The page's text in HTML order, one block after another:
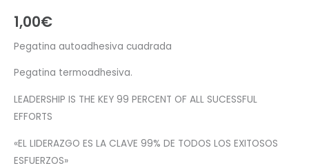
1,00€
Pegatina autoadhesiva cuadrada
Pegatina termoadhesiva.
LEADERSHIP IS THE KEY 99 PERCENT OF ALL SUCESSFUL
EFFORTS
«EL LIDERAZGO ES LA CLAVE 99% DE TODOS LOS EXITOSOS
ESFUERZOS»